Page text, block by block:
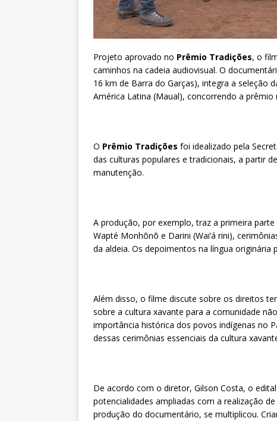
Projeto aprovado no Prêmio Tradições, o
caminhos na cadeia audiovisual. O
16 km de Barra do Garças), integra a seleção
América Latina (Maual), concorrendo a
O Prêmio Tradições foi idealizado pela
das culturas populares e tradicionais, a partir
manutenção.
A produção, por exemplo, traz a primeira
Wapté Monhõnõ e Darini (Wai’á rini),
da aldeia. Os depoimentos na língua
Além disso, o filme discute sobre os direitos
sobre a cultura xavante para a comunidade
importância histórica dos povos indígenas no
dessas cerimônias essenciais da cultura
De acordo com o diretor, Gilson Costa, o
potencialidades ampliadas com a realização
produção do documentário, se multiplicou.